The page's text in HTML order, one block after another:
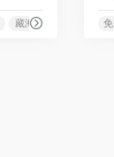
藏海传